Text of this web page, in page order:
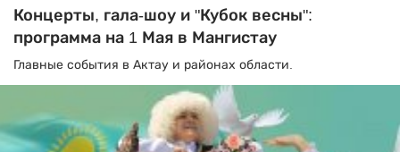
Концерты, гала-шоу и "Кубок весны":
программа на 1 Мая в Мангистау
Главные события в Актау и районах области.